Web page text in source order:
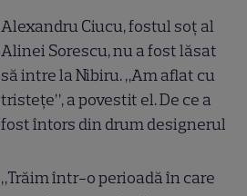
Alexandru Ciucu, fostul soț al
Alinei Sorescu, nu a fost lăsat
să intre la Nibiru. „Am aflat cu
tristețe”, a povestit el. De ce a
fost întors din drum designerul
„Trăim într-o perioadă în care